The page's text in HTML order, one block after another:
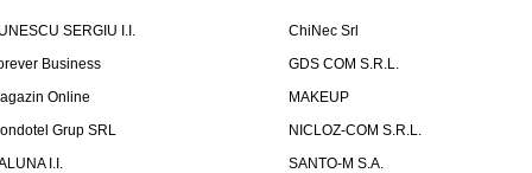
SERGIU I.I.
ChiNec Srl
Business
GDS COM S.R.L.
Online
MAKEUP
Grup SRL
NICLOZ-COM S.R.L.
I.I.
SANTO-M S.A.